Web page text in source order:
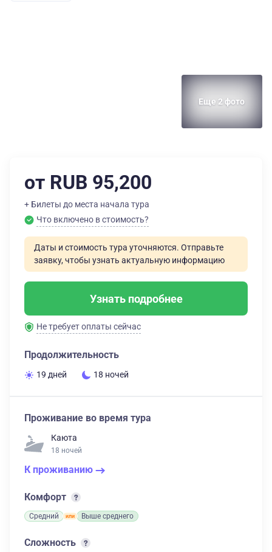
Еще 2 фото
от RUB 95,200
+ Билеты до места начала тура
Что включено в стоимость?
Даты и стоимость тура уточняются. Отправьте
заявку, чтобы узнать актуальную информацию
Узнать подробнее
Не требует оплаты сейчас
Продолжительность
19 дней 18 ночей
Проживание во время тура
Каюта
18 ночей
К проживанию
Комфорт
Средний Выше среднего
Сложность